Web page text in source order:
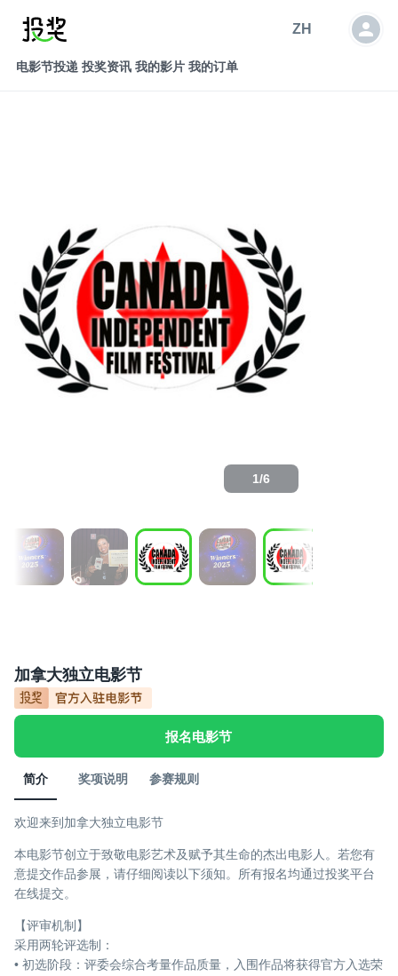
ZH
电影节投递 投奖资讯 我的影片 我的订单
1/6
加拿大独立电影节
报名电影节
简介 奖项说明 参赛规则
欢迎来到加拿大独立电影节
本电影节创立于致敬电影艺术及赋予其生命的杰出电影人。若您有
意提交作品参展，请仔细阅读以下须知。所有报名均通过投奖平台
在线提交。
【评审机制】
采用两轮评选制：
• 初选阶段：评委会综合考量作品质量，入围作品将获得官方入选荣